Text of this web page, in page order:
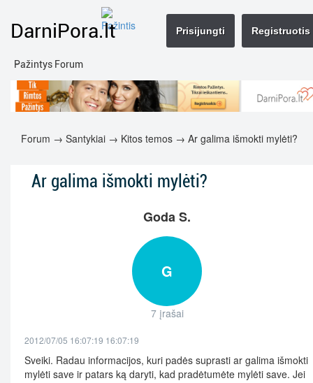
DarniPora.lt
Pažintys Forum
Registruotis
Prisijungti
Forum → Santykiai → Kitos temos → Ar galima išmokti mylėti?
Ar galima išmokti mylėti?
Goda S.
G
7 įrašai
2012/07/05 16:07:19 16:07:19
Sveiki. Radau informacijos, kuri padės suprasti ar galima išmokti
mylėti save ir patars ką daryti, kad pradėtumėte mylėti save. Jei